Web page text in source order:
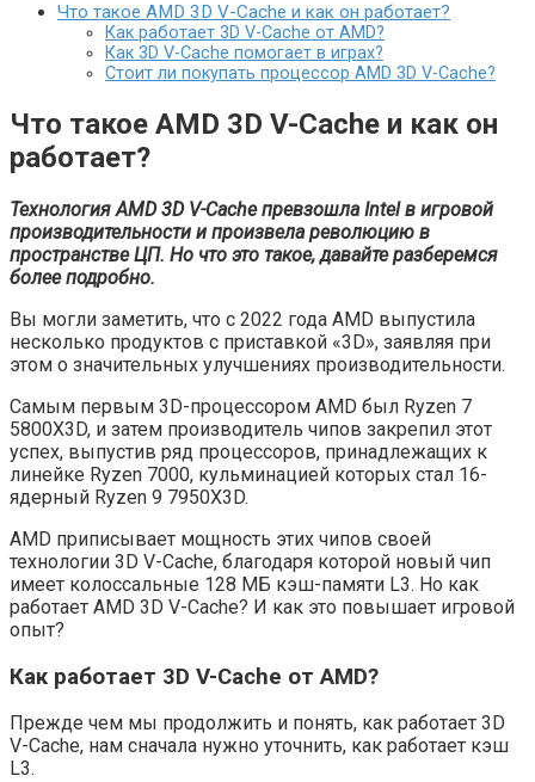
Что такое AMD 3D V-Cache и как он работает?
Как работает 3D V-Cache от AMD?
Как 3D V-Cache помогает в играх?
Стоит ли покупать процессор AMD 3D V-Cache?
Что такое AMD 3D V-Cache и как он
работает?
Технология AMD 3D V-Cache превзошла Intel в игровой
производительности и произвела революцию в
пространстве ЦП. Но что это такое, давайте разберемся
более подробно.
Вы могли заметить, что с 2022 года AMD выпустила
несколько продуктов с приставкой «3D», заявляя при
этом о значительных улучшениях производительности.
Самым первым 3D-процессором AMD был Ryzen 7
5800X3D, и затем производитель чипов закрепил этот
успех, выпустив ряд процессоров, принадлежащих к
линейке Ryzen 7000, кульминацией которых стал 16-
ядерный Ryzen 9 7950X3D.
AMD приписывает мощность этих чипов своей
технологии 3D V-Cache, благодаря которой новый чип
имеет колоссальные 128 МБ кэш-памяти L3. Но как
работает AMD 3D V-Cache? И как это повышает игровой
опыт?
Как работает 3D V-Cache от AMD?
Прежде чем мы продолжить и понять, как работает 3D
V-Cache, нам сначала нужно уточнить, как работает кэш
L3.